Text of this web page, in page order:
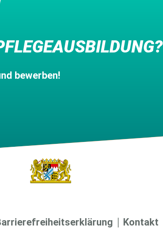
bewerben!
Kontakt